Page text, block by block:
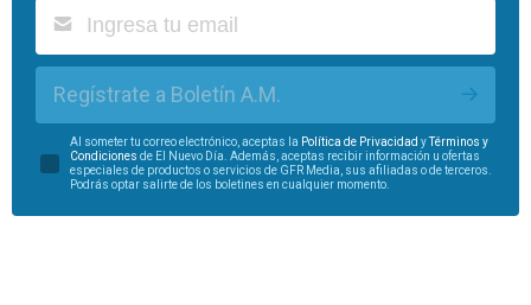
Regístrate a Boletín A.M.
Al someter tu correo electrónico, aceptas la Política de Privacidad yTérminos y
Condiciones de El Nuevo Día. Además, aceptas recibir información u ofertas
especiales de productos o servicios de GFR Media, sus afiliadas o de terceros.
Podrás optar salirte de los boletines en cualquier momento.